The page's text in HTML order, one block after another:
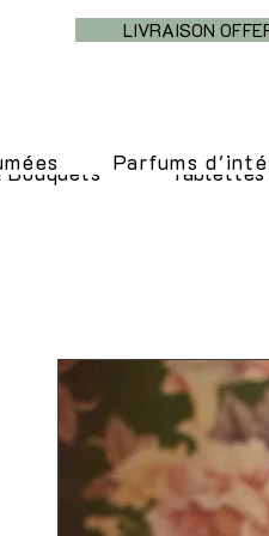
LIVRAISON
Parfums
Bouquets Tablettes